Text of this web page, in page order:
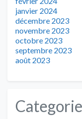
janvier 2024
décembre 2023
novembre 2023
octobre 2023
septembre 2023
août 2023